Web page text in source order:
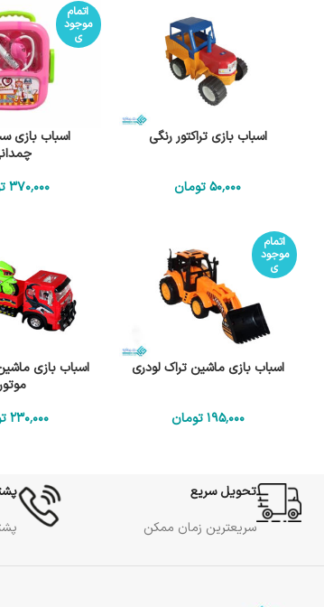
اسباب بازی تراکتور رنگی
50٬000 تومان
اتمام
موجود
ی
اسباب بازی
370٬000
اتمام
موجود
ی
اسباب بازی ماشین تراک لودری
195٬000تومان
اسباب بازی
موتور
230٬000
تحویل سریع
سریعترین زمان ممکن